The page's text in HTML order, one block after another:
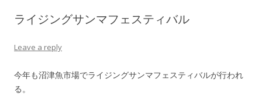
ライジングサンマフェスティバル
Leave a reply
今年も沼津魚市場でライジングサンマフェスティバルが行われ
る。